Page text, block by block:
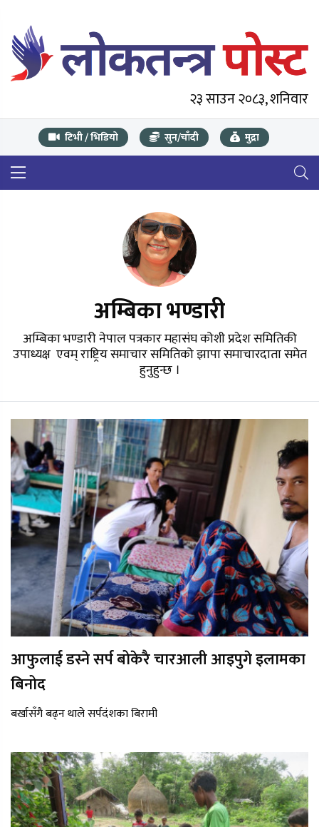
२३ साउन २०८३, शनिवार
टिभी / भिडियो सुन/चाँदी मुद्रा
अम्बिका भण्डारी
अम्बिका भण्डारी नेपाल पत्रकार महासंघ कोशी प्रदेश समितिकी
उपाध्यक्ष एवम् राष्ट्रिय समाचार समितिको झापा समाचारदाता समेत
हुनुहुन्छ ।
आफुलाई डस्ने सर्प बोकेरै चारआली आइपुगे इलामका
बिनोद
बर्खासँगै बढ्न थाले सर्पदंशका बिरामी